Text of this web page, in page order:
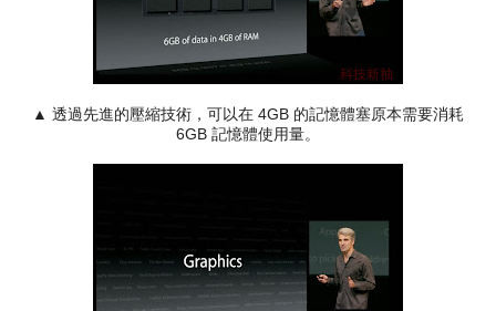
▲ 透過先進的壓縮技術，可以在 4GB 的記憶體塞原本需要消耗
6GB 記憶體使用量。